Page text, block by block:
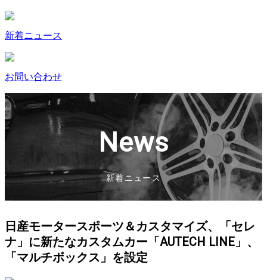
新着ニュース
お問い合わせ
News
新着ニュース
日産モータースポーツ＆カスタマイズ、「セレ
ナ」に新たなカスタムカー「AUTECH LINE」、
「マルチボックス」を設定